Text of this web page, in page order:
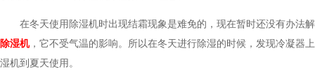
在冬天使用除湿机时出现结霜现象是难免的，现在暂时还没有办法
除湿机，它不受气温的影响。所以在冬天进行除湿的时候，发现冷凝器
湿机到夏天使用。